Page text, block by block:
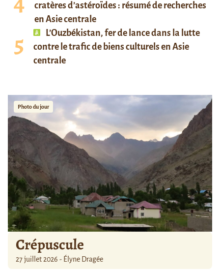
cratères d’astéroïdes : résumé de recherches
en Asie centrale
L’Ouzbékistan, fer de lance dans la lutte
contre le trafic de biens culturels en Asie
centrale
Photo du jour
Crépuscule
27 juillet 2026 - Élyne Dragée